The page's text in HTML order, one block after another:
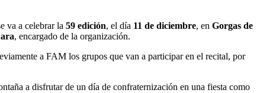
va a celebrar la 59 edición, el día 11 de diciembre, en Gorgas de
, encargado de la organización.
a FAM los grupos que van a participar en el recital, por
a disfrutar de un día de confraternización en una fiesta como